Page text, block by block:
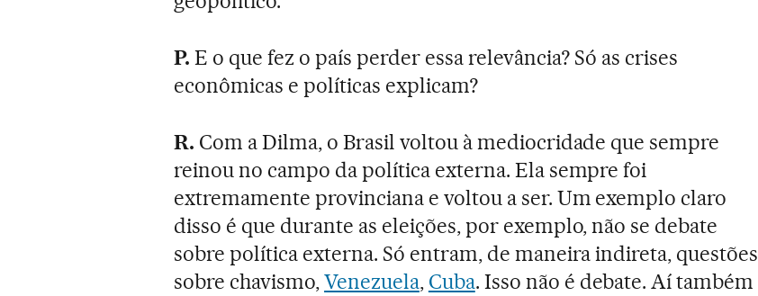
P.E o que fez o país perder essa relevância? Só as crises
econômicas e políticas explicam?
R. Com a Dilma, o Brasil voltou à mediocridade que sempre
reinou no campo da política externa. Ela sempre foi
extremamente provinciana e voltou a ser. Um exemplo claro
disso é que durante as eleições, por exemplo, não se debate
sobre política externa. Só entram, de maneira indireta, questões
sobre chavismo,Venezuela, Cuba. Isso não é debate. Aí também